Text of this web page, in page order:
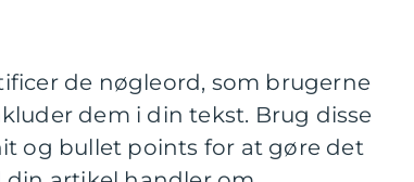
de nøgleord, som brugerne
dem i din tekst. Brug disse
og bullet points for at gøre det